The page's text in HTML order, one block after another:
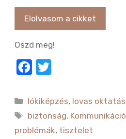
Elolvasom a cikket
Oszd meg!
F
c
e
b
it
te
r
Kategória
lókiképzés, lovas oktatás
Címkék
biztonság, Kommunikáció
problémák, tisztelet